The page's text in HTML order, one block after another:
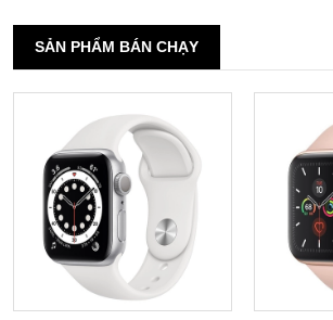
SẢN PHẨM BÁN CHẠY